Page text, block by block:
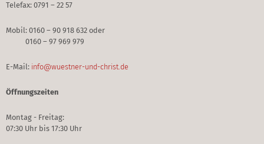
Telefax: 0791 – 22 57
Mobil: 0160 – 90 918 632 oder
0160 – 97 969 979
E-Mail: info@wuestner-und-christ.de
Öffnungszeiten
Montag - Freitag:
07:30 Uhr bis 17:30 Uhr